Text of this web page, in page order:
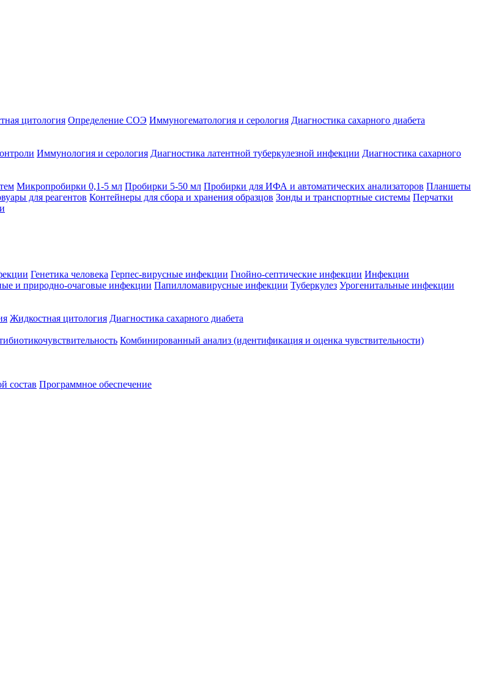
цитология Определение СОЭ Иммуногематология и серология Диагностика сахарного диабета
Иммунология и серология Диагностика латентной туберкулезной инфекции Диагностика сахарного
Микропробирки 0,1-5 мл Пробирки 5-50 мл Пробирки для ИФА и автоматических анализаторов Планшеты
для реагентов Контейнеры для сбора и хранения образцов Зонды и транспортные системы Перчатки
Генетика человека Герпес-вирусные инфекции Гнойно-септические инфекции Инфекции
и природно-очаговые инфекции Папилломавирусные инфекции Туберкулез Урогенитальные инфекции
Жидкостная цитология Диагностика сахарного диабета
Комбинированный анализ (идентификация и оценка чувствительности)
состав Программное обеспечение